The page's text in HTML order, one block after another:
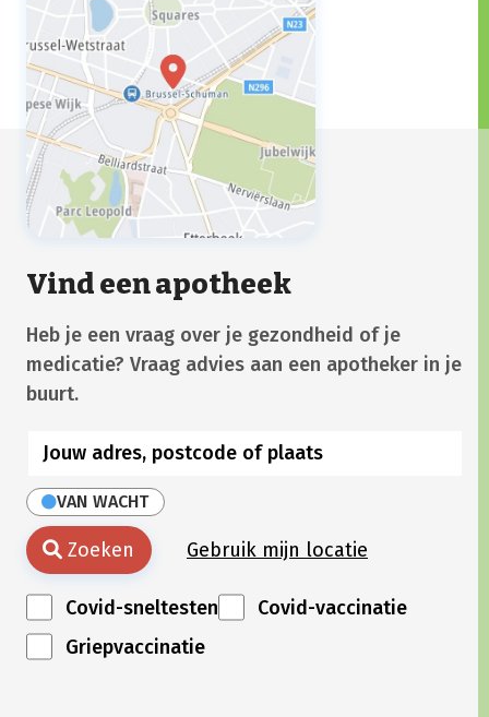
Vind een apotheek
Heb je een vraag over je gezondheid of je
medicatie? Vraag advies aan een apotheker in je
buurt.
VAN WACHT
Zoeken Gebruik mijn locatie
Covid-sneltesten
Covid-vaccinatie
Griepvaccinatie